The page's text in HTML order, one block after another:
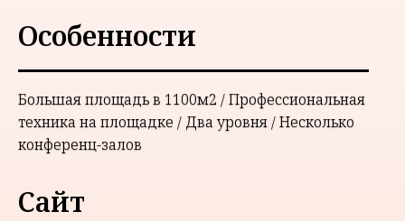
Особенности
Большая площадь в 1100м2 / Профессиональная
техника на площадке / Два уровня / Несколько
конференц-залов
Сайт